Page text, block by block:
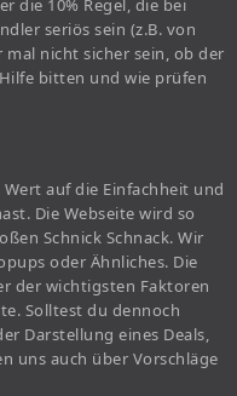
die 10% Regel, die bei
seriös sein (z.B. von
nicht sicher sein, ob der
bitten und wie prüfen
auf die Einfachheit und
Die Webseite wird so
Schnick Schnack. Wir
oder Ähnliches. Die
der wichtigsten Faktoren
Solltest du dennoch
Darstellung eines Deals,
uns auch über Vorschläge